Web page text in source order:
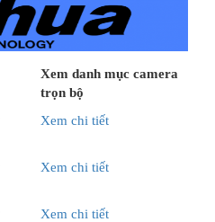
Xem danh mục camera
trọn bộ
Xem chi tiết
Xem chi tiết
Xem chi tiết